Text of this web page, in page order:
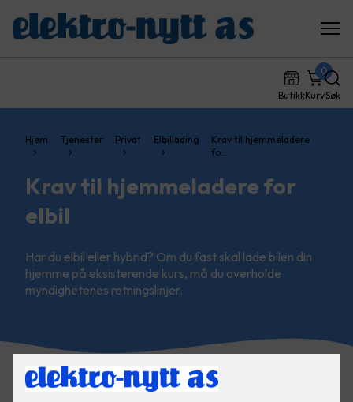
ButikkKurv
0
Søk
Hjem Tjenester Privat Elbillading
Krav til hjemmeladere
fo…
Krav til hjemmeladere for
elbil
Har du elbil eller hybrid? Om du fast skal lade bilen din
hjemme på eksisterende kurs, må du overholde
myndighetenes retningslinjer.